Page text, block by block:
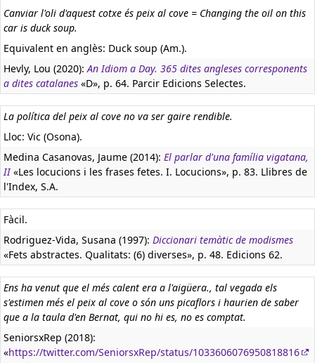
Canviar l'oli d'aquest cotxe és peix al cove = Changing the oil on this
car is duck soup.
Equivalent en anglès: Duck soup (Am.).
Hevly, Lou (2020):An Idiom a Day. 365 dites angleses corresponents
a dites catalanes «D», p. 64. Parcir Edicions Selectes.
La política del peix al cove no va ser gaire rendible.
Lloc: Vic (Osona).
Medina Casanovas, Jaume (2014): El parlar d'una família vigatana,
II«Les locucions i les frases fetes. I. Locucions», p. 83. Llibres de
l'Index, S.A.
Fàcil.
Rodriguez-Vida, Susana (1997): Diccionari temàtic de modismes
«Fets abstractes. Qualitats: (6) diverses», p. 48. Edicions 62.
Ens ha venut que el més calent era a l'aigüera., tal vegada els
s'estimen més el peix al cove o són uns picaflors i haurien de saber
que a la taula d'en Bernat, qui no hi es, no es comptat.
SeniorsxRep (2018):
«https://twitter.com/SeniorsxRep/status/1033606076950818816